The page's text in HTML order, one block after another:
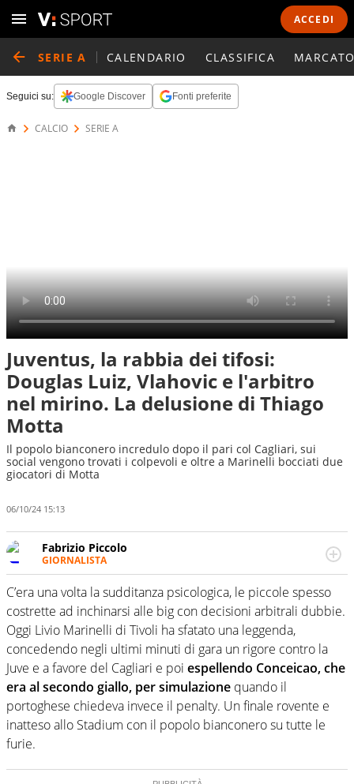
ACCEDI
SERIE A CALENDARIO CLASSIFICA
Seguici su: Google Discover Fonti preferite
CALCIO SERIE A
Juventus, la rabbia dei tifosi:
Douglas Luiz, Vlahovic e l'arbitro
nel mirino. La delusione di Thiago
Motta
Il popolo bianconero incredulo dopo il pari col Cagliari, sui
social vengono trovati i colpevoli e oltre a Marinelli bocciati due
giocatori di Motta
06/10/24 15:13
Fabrizio Piccolo
GIORNALISTA
Nella sua carriera ha seguito numerose manifestazioni
sportive e collaborato con agenzie e testate. Esperienza,
competenza, conoscenza e memoria storica. Si occupa
prevalentemente di calcio
C’era una volta la sudditanza psicologica, le piccole spesso
costrette ad inchinarsi alle big con decisioni arbitrali dubbie.
Oggi Livio Marinelli di Tivoli ha sfatato una leggenda,
concedendo negli ultimi minuti di gara un rigore contro la
Juve e a favore del Cagliari e poi espellendo Conceicao, che
era al secondo giallo, per simulazione quando il
portoghese chiedeva invece il penalty. Un finale rovente e
inatteso allo Stadium con il popolo bianconero su tutte le
furie.